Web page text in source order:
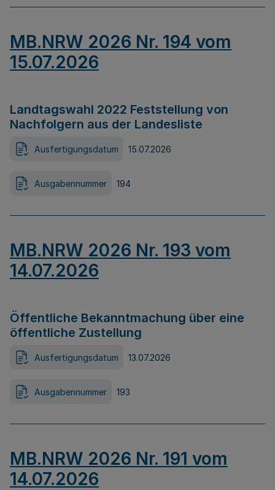
MB.NRW 2026 Nr. 194 vom
15.07.2026
Landtagswahl 2022 Feststellung von
Nachfolgern aus der Landesliste
Ausfertigungsdatum 15.07.2026
Ausgabennummer 194
MB.NRW 2026 Nr. 193 vom
14.07.2026
Öffentliche Bekanntmachung über eine
öffentliche Zustellung
Ausfertigungsdatum 13.07.2026
Ausgabennummer 193
MB.NRW 2026 Nr. 191 vom
14.07.2026